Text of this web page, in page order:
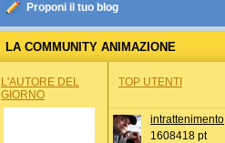
Proponi il tuo blog
LA COMMUNITY ANIMAZIONE
L'AUTORE DEL
GIORNO
TOP UTENTI
intrattenimento
1608418 pt